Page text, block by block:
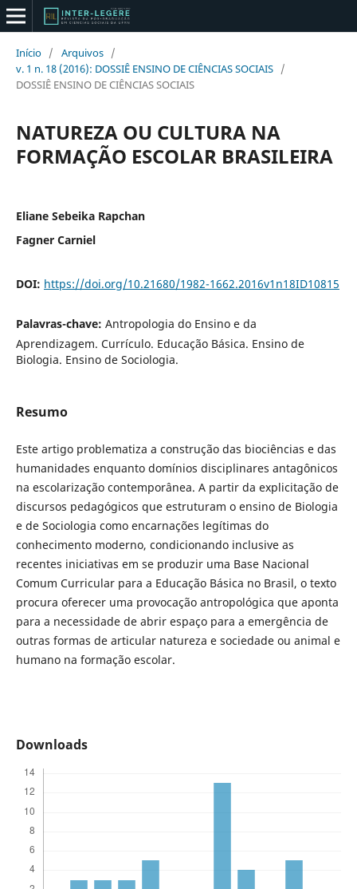
Início / Arquivos /
v. 1 n. 18 (2016): DOSSIÊ ENSINO DE CIÊNCIAS SOCIAIS /
DOSSIÊ ENSINO DE CIÊNCIAS SOCIAIS
NATUREZA OU CULTURA NA
FORMAÇÃO ESCOLAR BRASILEIRA
Eliane Sebeika Rapchan
Fagner Carniel
DOI: https://doi.org/10.21680/1982-1662.2016v1n18ID10815
Palavras-chave: Antropologia do Ensino e da
Aprendizagem. Currículo. Educação Básica. Ensino de
Biologia. Ensino de Sociologia.
Resumo
Este artigo problematiza a construção das biociências e das
humanidades enquanto domínios disciplinares antagônicos
na escolarização contemporânea. A partir da explicitação de
discursos pedagógicos que estruturam o ensino de Biologia
e de Sociologia como encarnações legítimas do
conhecimento moderno, condicionando inclusive as
recentes iniciativas em se produzir uma Base Nacional
Comum Curricular para a Educação Básica no Brasil, o texto
procura oferecer uma provocação antropológica que aponta
para a necessidade de abrir espaço para a emergência de
outras formas de articular natureza e sociedade ou animal e
humano na formação escolar.
Downloads